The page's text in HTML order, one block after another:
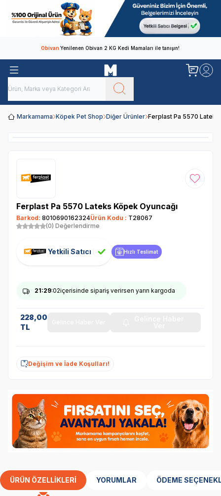
ObivanYenilenen Obivan 2 KG Kedi Mamaları ile tanışın!
Markamama Köpek Pet Shop Diğer Ürünler Ferplast Pa 5570 Lateks
Favoriye
Ferplast Pa 5570 Lateks Köpek Oyuncağı
Barkod: 8010690162324Ürün Kodu : T28067
(0) Değerlendirme
Yetkili Satıcı Hızlı Teslimat
21:29:02içerisinde sipariş verirsen yarın kargoda
228,00
TL
Değişim ve İade Koşulları!
ÜRÜN ÖZELLIKLERI YORUMLAR ÖDEME